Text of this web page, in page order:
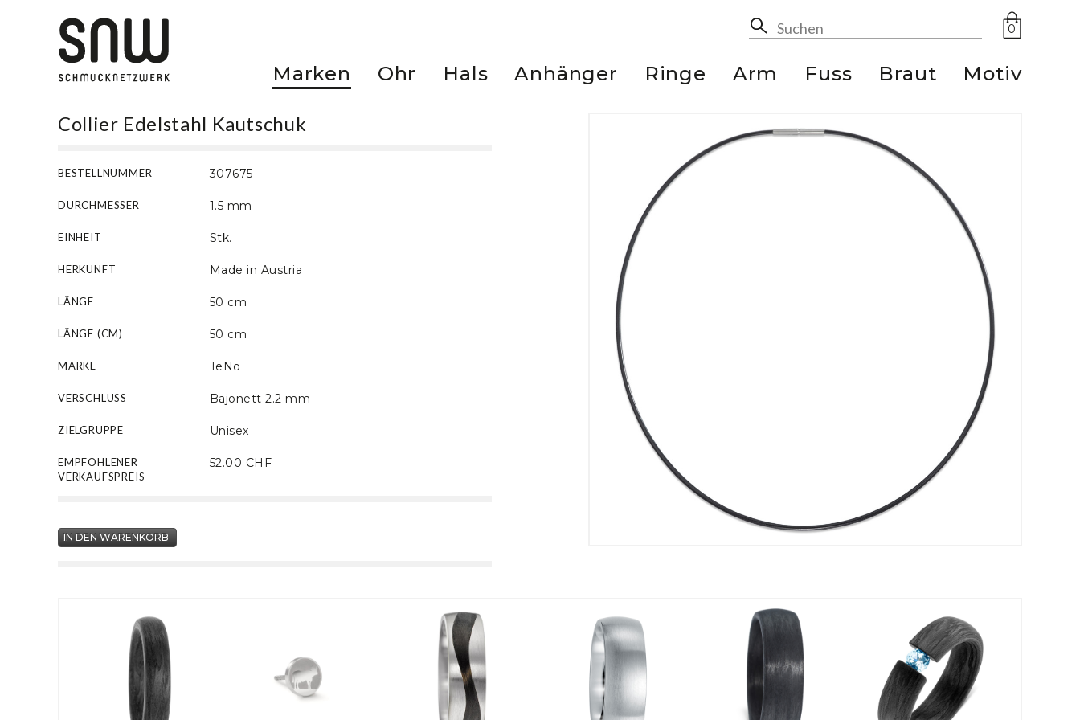
0
Marken Ohr Hals Anhänger Ringe Arm Fuss Braut Motiv
Collier Edelstahl Kautschuk
BESTELLNUMMER 307675
DURCHMESSER 1.5 mm
EINHEIT Stk.
HERKUNFT Made in Austria
LÄNGE 50 cm
LÄNGE (CM) 50 cm
MARKE TeNo
VERSCHLUSS Bajonett 2.2 mm
ZIELGRUPPE Unisex
EMPFOHLENER
VERKAUFSPREIS
52.00 CHF